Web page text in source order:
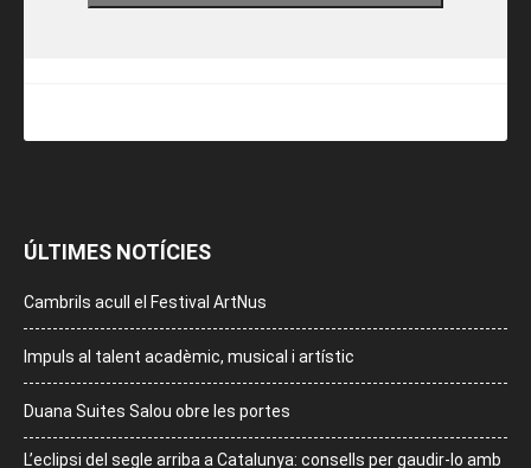
ÚLTIMES NOTÍCIES
Cambrils acull el Festival ArtNus
Impuls al talent acadèmic, musical i artístic
Duana Suites Salou obre les portes
L’eclipsi del segle arriba a Catalunya: consells per gaudir-lo amb